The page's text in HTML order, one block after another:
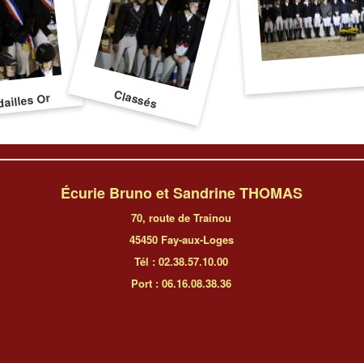
Or Classés
Écurie Bruno et Sandrine THOMAS
70, route de Trainou
45450 Fay-aux-Loges
Tél : 02.38.57.10.00
Port : 06.16.08.38.36